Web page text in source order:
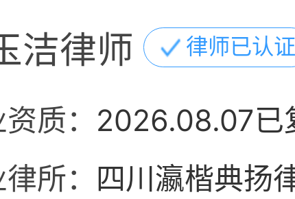
洁律师 律师已认证
质： 2026.08.07已
所： 四川瀛楷典扬